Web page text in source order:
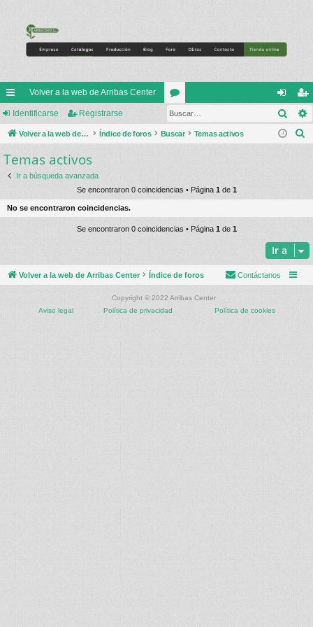
nl
ac
es
rá
do
Volver a la web de Arribas Center
or
os
de
nti
eg
ist
Identificarse Registrarse
Volver a la web de Arribas Center Índice de foros Buscar Temas activos
Temas activos
Ir a búsqueda avanzada
Se encontraron 0 coincidencias • Página 1 de 1
No se encontraron coincidencias.
Se encontraron 0 coincidencias • Página 1de 1
Ir a
Volver a la web de Arribas Center Índice de foros Contáctanos
Copyright © 2022 Arribas Center
Aviso legal
Política de privacidad Política de cookies